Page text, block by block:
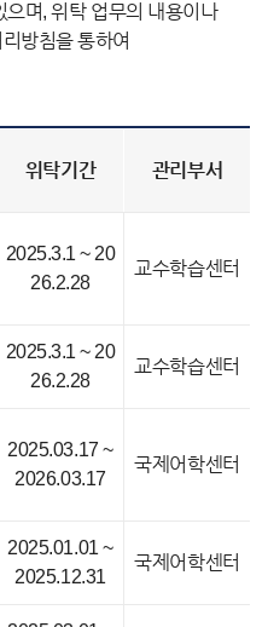
며, 위탁 업무의 내용이나
방침을 통하여
위탁기간 관리부서
2025.3.1 ~ 20
26.2.28
교수학습센터
2025.3.1 ~ 20
26.2.28
교수학습센터
2025.03.17 ~
2026.03.17
국제어학센터
2025.01.01 ~
2025.12.31
국제어학센터